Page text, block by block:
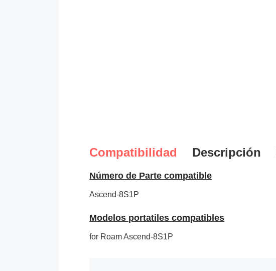
Compatibilidad Descripción
Número de Parte compatible
Ascend-8S1P
Modelos portatiles compatibles
for Roam Ascend-8S1P